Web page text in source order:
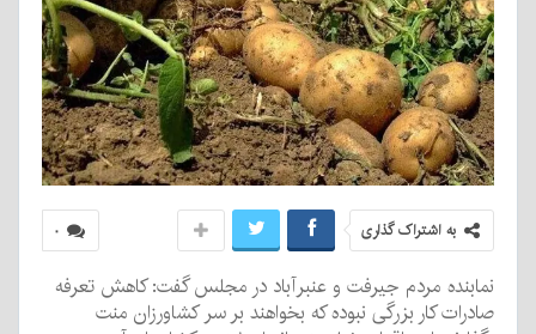
۰ به اشتراک گذاری
نمابنده مردم جیرفت و عنبرآباد در مجلس گفت: کاهش تعرفه
صادرات کار بزرگی نبوده که بخواهند بر سر کشاورزان منت